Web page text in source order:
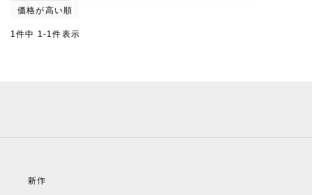
価格が高い順
1件中 1-1件表示
新作